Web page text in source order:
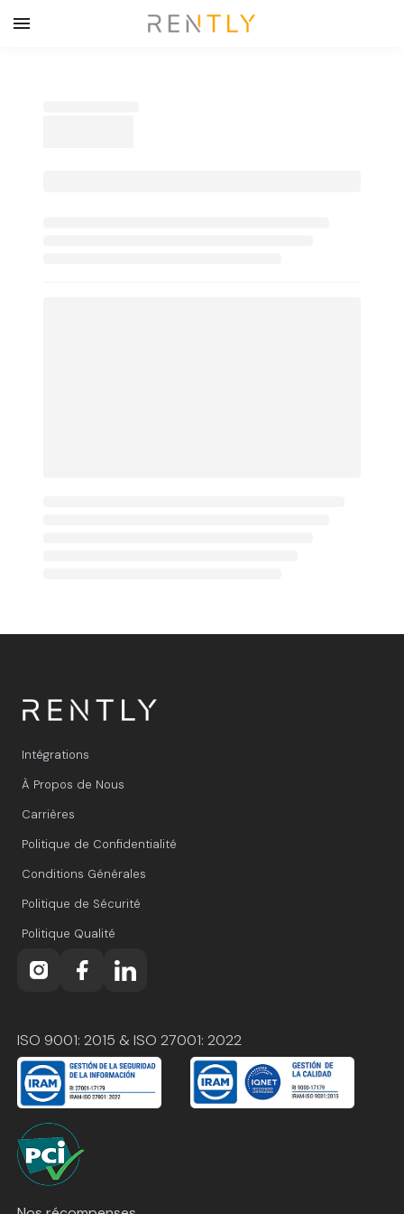
Intégrations
À Propos de Nous
Carrières
Politique de Confidentialité
Conditions Générales
Politique de Sécurité
Politique Qualité
ISO 9001: 2015 & ISO 27001: 2022